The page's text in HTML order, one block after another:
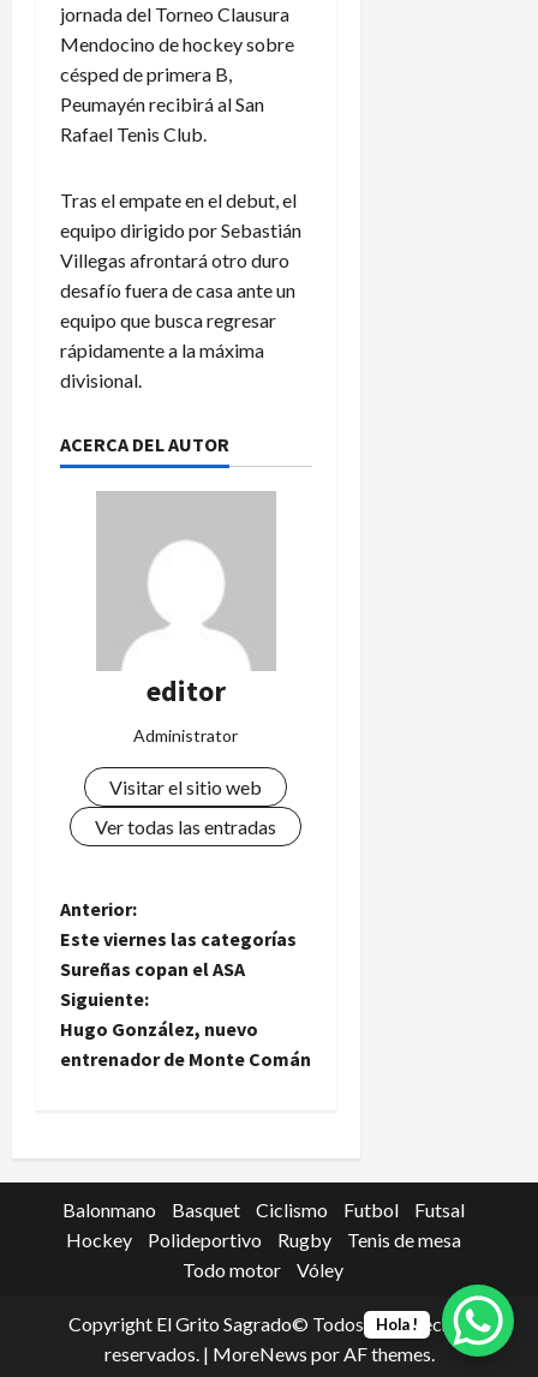
jornada del Torneo Clausura
Mendocino de hockey sobre
césped de primera B,
Peumayén recibirá al San
Rafael Tenis Club.
Tras el empate en el debut, el
equipo dirigido por Sebastián
Villegas afrontará otro duro
desafío fuera de casa ante un
equipo que busca regresar
rápidamente a la máxima
divisional.
ACERCA DEL AUTOR
editor
Administrator
Visitar el sitio web
Ver todas las entradas
N
a
v
e
a
c
ó
Anterior:
Este viernes las categorías
Sureñas copan el ASA
Siguiente:
Hugo González, nuevo
entrenador de Monte Comán
Balonmano Basquet Ciclismo Futbol
Futsal
Hockey
Polideportivo Rugby
Tenis de mesa
Todo motor
Vóley
Copyright El Grito Sagrado© Todos los derechos
reservados. | MoreNews por AF themes.
Hola !